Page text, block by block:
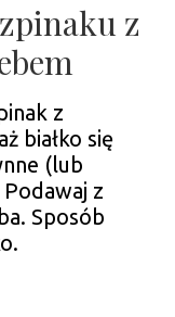
z
z
białko się
(lub
z
Sposób